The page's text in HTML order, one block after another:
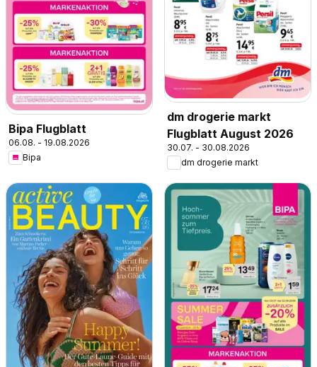
Bipa Flugblatt
06.08. - 19.08.2026
Bipa
dm drogerie markt
Flugblatt August 2026
30.07. - 30.08.2026
dm drogerie markt